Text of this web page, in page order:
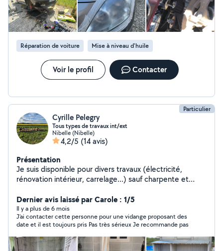
Réparation de voiture Mise à niveau d'huile
Voir le profil Contacter
Particulier
Cyrille Pelegry
Tous types de travaux int/ext
Nibelle (Nibelle)
4,2/5 (14 avis)
Présentation
Je suis disponible pour divers travaux (électricité,
rénovation intérieur, carrelage...) sauf charpente et
extérieur.Contactez moi pour plus de renseignement.
Dernier avis laissé par Carole : 1/5
Il y a plus de 6 mois
J’ai contacter cette personne pour une vidange proposant des
date et il est toujours pris Pas très sérieux Je recommande pas